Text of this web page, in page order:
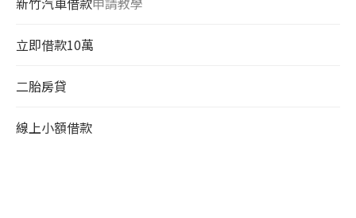
立即借款10萬
二胎房貸
線上小額借款